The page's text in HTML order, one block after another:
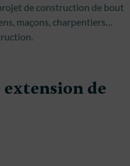
de construction de bout
maçons, charpentiers…
de